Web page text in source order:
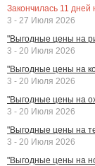
Закончилась 11 дней
3 - 27 Июля 2026
"Выгодные цены на
3 - 20 Июля 2026
"Выгодные цены на
3 - 20 Июля 2026
"Выгодные цены на
3 - 20 Июля 2026
"Выгодные цены на
3 - 20 Июля 2026
"Выгодные цены на